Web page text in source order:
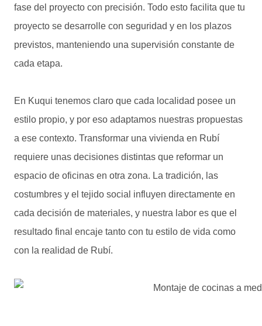
fase del proyecto con precisión. Todo esto facilita que tu
proyecto se desarrolle con seguridad y en los plazos
previstos, manteniendo una supervisión constante de
cada etapa.
En Kuqui tenemos claro que cada localidad posee un
estilo propio, y por eso adaptamos nuestras propuestas
a ese contexto. Transformar una vivienda en Rubí
requiere unas decisiones distintas que reformar un
espacio de oficinas en otra zona. La tradición, las
costumbres y el tejido social influyen directamente en
cada decisión de materiales, y nuestra labor es que el
resultado final encaje tanto con tu estilo de vida como
con la realidad de Rubí.